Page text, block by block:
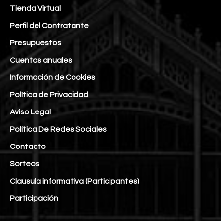
Tienda Virtual
Perfil del Contratante
Presupuestos
Cuentas anuales
Información de Cookies
Política de Privacidad
Aviso Legal
Política De Redes Sociales
Contacto
Sorteos
Clausula informativa (Participantes)
Participación